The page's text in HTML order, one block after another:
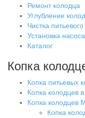
Ремонт колодца
Углубление
Чистка
Установка насоса
Каталог
Копка
Копка питьевых
Копка колодцев
Копка колодцев
Копка